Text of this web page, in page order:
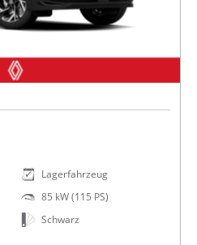
Lagerfahrzeug
85 kW (115 PS)
Schwarz